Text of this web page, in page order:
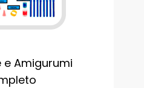
e Amigurumi